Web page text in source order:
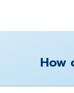
How